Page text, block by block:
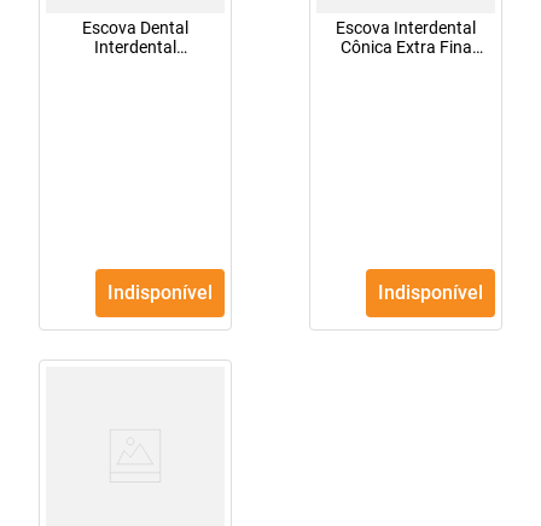
Escova Dental
Interdental
Indisponível
Escova Interdental
Cônica Extra Fina
Indisponível